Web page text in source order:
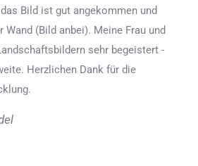
Bild ist gut angekommen und
Wand (Bild anbei). Meine Frau und
sehr begeistert -
Herzlichen Dank für die